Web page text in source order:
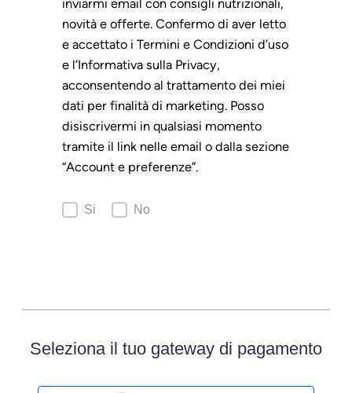
inviarmi email con consigli nutrizionali,
novità e offerte. Confermo di aver letto
e accettato i Termini e Condizioni d’uso
e l’Informativa sulla Privacy,
acconsentendo al trattamento dei miei
dati per finalità di marketing. Posso
disiscrivermi in qualsiasi momento
tramite il link nelle email o dalla sezione
“Account e preferenze”.
Si No
Seleziona il tuo gateway di pagamento